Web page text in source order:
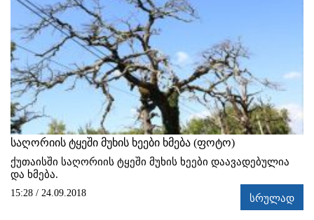
საღორიის ტყეში მუხის ხეები ხმება (ფოტო)
ქუთაისში საღორიის ტყეში მუხის ხეები დაავადებულია
და ხმება.
15:28 / 24.09.2018 სრულად